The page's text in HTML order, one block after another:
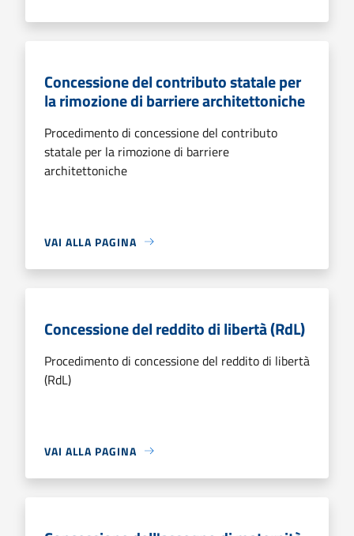
Concessione del contributo statale per
la rimozione di barriere architettoniche
Procedimento di concessione del contributo
statale per la rimozione di barriere
architettoniche
VAI ALLA PAGINA
Concessione del reddito di libertà (RdL)
Procedimento di concessione del reddito di libertà
(RdL)
VAI ALLA PAGINA